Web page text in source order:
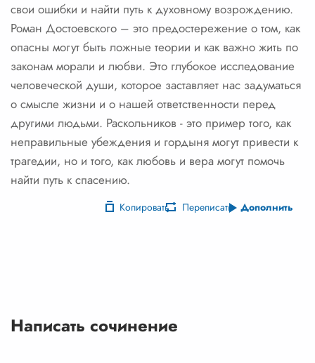
свои ошибки и найти путь к духовному возрождению.
Роман Достоевского – это предостережение о том, как
опасны могут быть ложные теории и как важно жить по
законам морали и любви. Это глубокое исследование
человеческой души, которое заставляет нас задуматься
о смысле жизни и о нашей ответственности перед
другими людьми. Раскольников - это пример того, как
неправильные убеждения и гордыня могут привести к
трагедии, но и того, как любовь и вера могут помочь
найти путь к спасению.
Копировать Переписать Дополнить
Написать сочинение